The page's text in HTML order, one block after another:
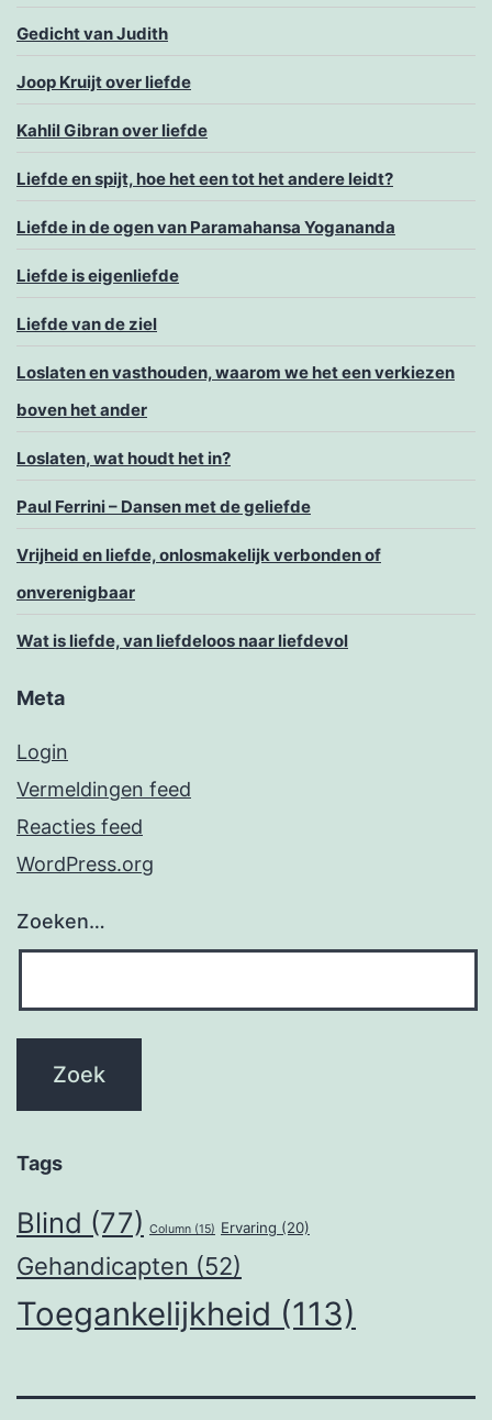
Gedicht van Judith
Joop Kruijt over liefde
Kahlil Gibran over liefde
Liefde en spijt, hoe het een tot het andere leidt?
Liefde in de ogen van Paramahansa Yogananda
Liefde is eigenliefde
Liefde van de ziel
Loslaten en vasthouden, waarom we het een verkiezen
boven het ander
Loslaten, wat houdt het in?
Paul Ferrini – Dansen met de geliefde
Vrijheid en liefde, onlosmakelijk verbonden of
onverenigbaar
Wat is liefde, van liefdeloos naar liefdevol
Meta
Login
Vermeldingen feed
Reacties feed
WordPress.org
Zoeken…
Tags
Blind (77) Column (15) Ervaring (20)
Gehandicapten (52)
Toegankelijkheid (113)